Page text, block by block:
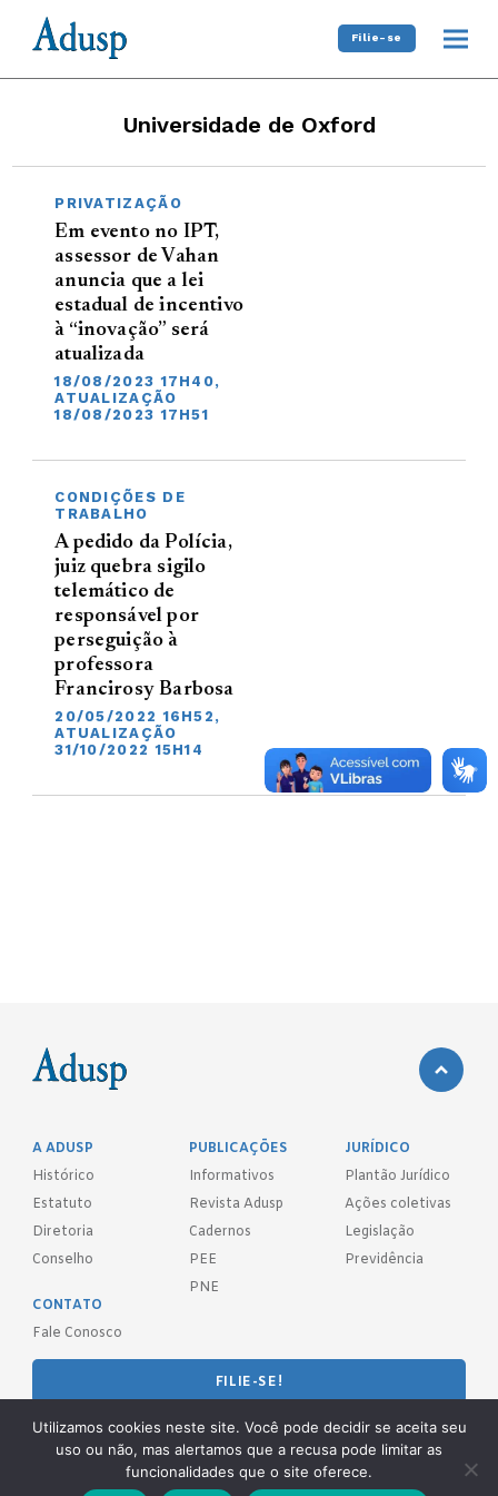
Filie-se
Universidade de Oxford
PRIVATIZAÇÃO
Em evento no IPT,
assessor de Vahan
anuncia que a lei
estadual de incentivo
à “inovação” será
atualizada
18/08/2023 17H40,
ATUALIZAÇÃO
18/08/2023 17H51
CONDIÇÕES DE
TRABALHO
A pedido da Polícia,
juiz quebra sigilo
telemático de
responsável por
perseguição à
professora
Francirosy Barbosa
20/05/2022 16H52,
ATUALIZAÇÃO
31/10/2022 15H14
A ADUSP
Histórico
Estatuto
Diretoria
Conselho
PUBLICAÇÕES
Informativos
Revista Adusp
Cadernos
PEE
PNE
JURÍDICO
Plantão Jurídico
Ações coletivas
Legislação
Previdência
CONTATO
Fale Conosco
FILIE-SE!
REDES SOCIAIS
Utilizamos cookies neste site. Você pode decidir se aceita seu
uso ou não, mas alertamos que a recusa pode limitar as
funcionalidades que o site oferece.